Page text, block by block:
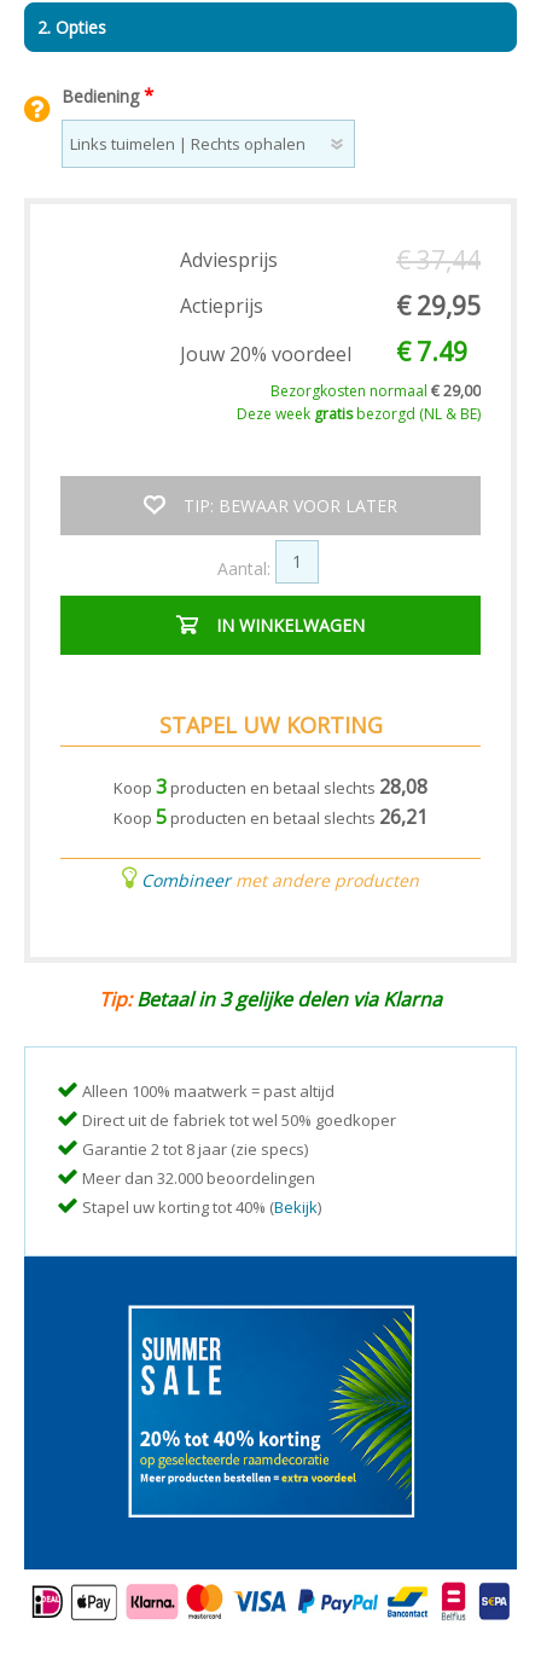
2. Opties
Bediening*
Adviesprijs € 37,44
Actieprijs € 29,95
Jouw 20% voordeel € 7.49
Bezorgkosten normaal € 29,00
Deze week gratisbezorgd (NL & BE)
TIP: BEWAAR VOOR LATER
Aantal:
IN WINKELWAGEN
STAPEL UW KORTING
Koop 3 producten en betaal slechts 28,08
Koop 5 producten en betaal slechts 26,21
Combineermet andere producten
Tip:Betaal in 3 gelijke delen via Klarna
Alleen 100% maatwerk = past altijd
Direct uit de fabriek tot wel 50% goedkoper
Garantie 2 tot 8 jaar (zie specs)
Meer dan 32.000 beoordelingen
Stapel uw korting tot 40% (Bekijk)